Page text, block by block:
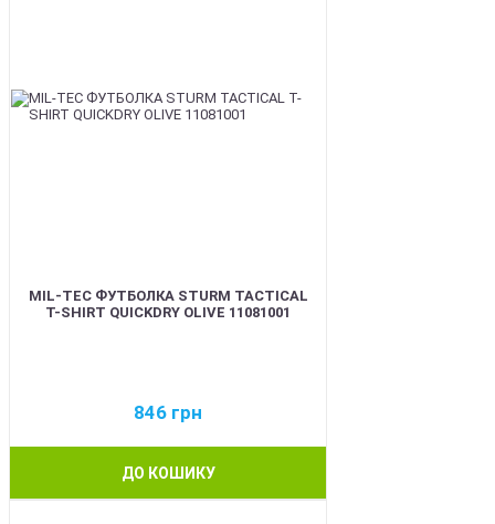
MIL-TEC ФУТБОЛКА STURM TACTICAL
T-SHIRT QUICKDRY OLIVE 11081001
846 грн
ДО КОШИКУ